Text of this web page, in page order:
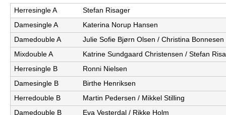
e
e
s
MOTIONISTER
TURNERINGER
RANGLISTER
MAKKERBØRS
PADEL I ATK
Herresingle A
Stefan Risager
Damesingle A
Katerina Norup Hansen
Damedouble A
Julie Sofie Bjørn Olsen / Christina Bonnesen
Mixdouble A
Katrine Sundgaard Christensen / Stefan
Herresingle B
Ronni Nielsen
Damesingle B
Birthe Henriksen
Herredouble B
Martin Pedersen / Mikkel Stilling
Damedouble B
Eva Vesterdal / Rikke Holm